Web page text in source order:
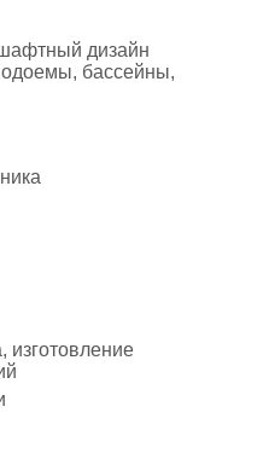
дизайн
бассейны,
изготовление